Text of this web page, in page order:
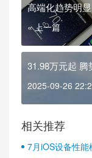
高端化趋势明
均售价预计达
« 上一篇
31.98万元起
2025-09-26
相关推荐
7月iOS设备性